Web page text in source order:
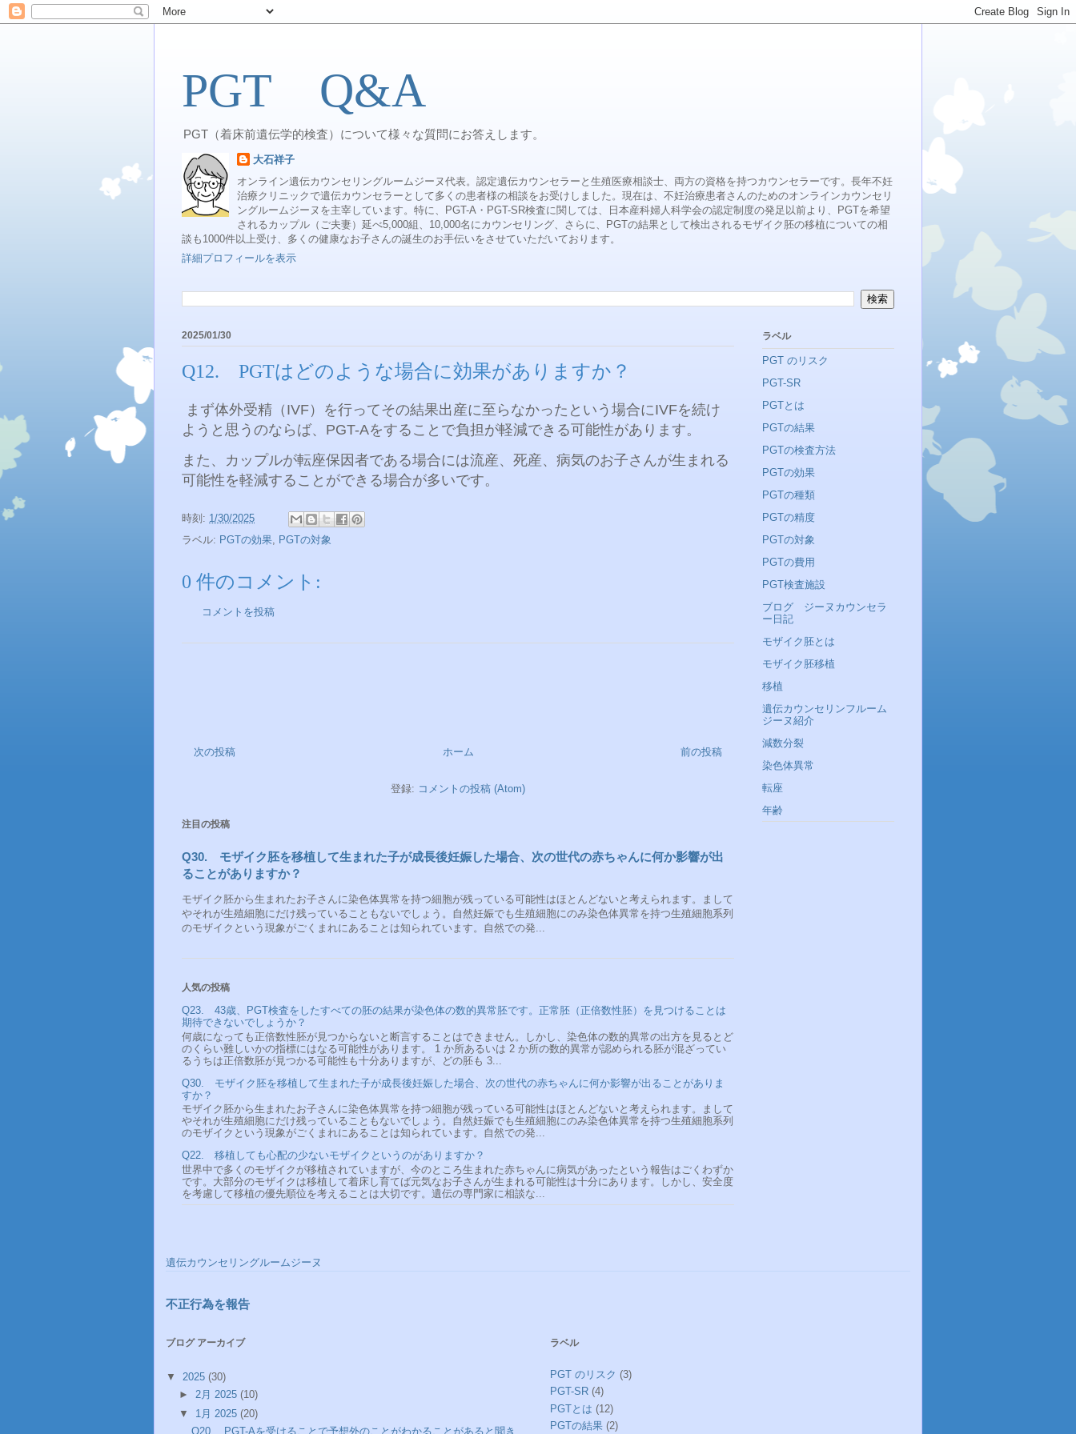
PGT Q&A
PGT（着床前遺伝学的検査）について様々な質問にお答えします。
大石祥子
オンライン遺伝カウンセリングルームジーヌ代表。認定遺伝カウンセラーと生殖医療相談士、両方の資格を持つカウンセラーです。長年不妊
治療クリニックで遺伝カウンセラーとして多くの患者様の相談をお受けしました。現在は、不妊治療患者さんのためのオンラインカウンセリ
ングルームジーヌを主宰しています。特に、PGT-A・PGT-SR検査に関しては、日本産科婦人科学会の認定制度の発足以前より、PGTを希望
されるカップル（ご夫妻）延べ5,000組、10,000名にカウンセリング、さらに、PGTの結果として検出されるモザイク胚の移植についての相
談も1000件以上受け、多くの健康なお子さんの誕生のお手伝いをさせていただいております。
詳細プロフィールを表示
2025/01/30
Q12. PGTはどのような場合に効果がありますか？
まず体外受精（ IVF）を行ってその結果出産に至らなかったという場合にIVFを続け
ようと思うのならば、 PGT-Aをすることで負担が軽減できる可能性があります。
また、カップルが転座保因者である場合には流産、死産、病気のお子さんが生まれる
可能性を軽減することができる場合が多いです。
時刻: 1/30/2025
ラベル: PGTの効果 PGTの対象
0 件のコメント:
コメントを投稿
次の投稿 前の投稿
ホーム
登録: コメントの投稿 (Atom)
注目の投稿
Q30. モザイク胚を移植して生まれた子が成長後妊娠した場合、次の世代の赤ちゃんに何か影響が出
ることがありますか？
モザイク胚から生まれたお子さんに染色体異常を持つ細胞が残っている可能性はほとんどないと考えられます。まして
やそれが生殖細胞にだけ残っていることもないでしょう。自然妊娠でも生殖細胞にのみ染色体異常を持つ生殖細胞系列
のモザイクという現象がごくまれにあることは知られています。自然での発...
人気の投稿
Q23. 43歳、PGT検査をしたすべての胚の結果が染色体の数的異常胚です。正常胚（正倍数性胚）を見つけることは
期待できないでしょうか？
何歳になっても正倍数性胚が見つからないと断言することはできません。しかし、染色体の数的異常の出方を見るとど
のくらい難しいかの指標にはなる可能性があります。 1 か所あるいは 2 か所の数的異常が認められる胚が混ざってい
るうちは正倍数胚が見つかる可能性も十分ありますが、どの胚も 3...
Q30. モザイク胚を移植して生まれた子が成長後妊娠した場合、次の世代の赤ちゃんに何か影響が出ることがありま
すか？
モザイク胚から生まれたお子さんに染色体異常を持つ細胞が残っている可能性はほとんどないと考えられます。まして
やそれが生殖細胞にだけ残っていることもないでしょう。自然妊娠でも生殖細胞にのみ染色体異常を持つ生殖細胞系列
のモザイクという現象がごくまれにあることは知られています。自然での発...
Q22. 移植しても心配の少ないモザイクというのがありますか？
世界中で多くのモザイクが移植されていますが、今のところ生まれた赤ちゃんに病気があったという報告はごくわずか
です。大部分のモザイクは移植して着床し育てば元気なお子さんが生まれる可能性は十分にあります。しかし、安全度
を考慮して移植の優先順位を考えることは大切です。遺伝の専門家に相談な...
ラベル
PGT のリスク
PGT-SR
PGTとは
PGTの結果
PGTの検査方法
PGTの効果
PGTの種類
PGTの精度
PGTの対象
PGTの費用
PGT検査施設
ブログ ジーヌカウンセラ
ー日記
モザイク胚とは
モザイク胚移植
移植
遺伝カウンセリンフルーム
ジーヌ紹介
減数分裂
染色体異常
転座
年齢
遺伝カウンセリングルームジーヌ
不正行為を報告
ブログ アーカイブ
▼ 2025 (30)
► 2月 2025 (10)
▼ 1月 2025 (20)
Q20. PGT-Aを受けることで予想外のことがわかることがあると聞き
ラベル
PGT のリスク (3)
PGT-SR (4)
PGTとは (12)
PGTの結果 (2)